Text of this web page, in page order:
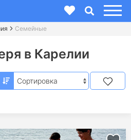
Семейные
в Карелии